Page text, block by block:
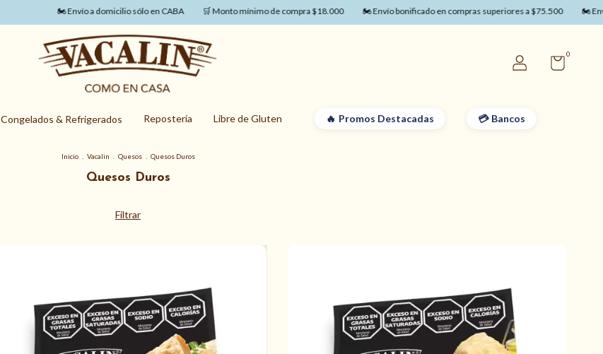
🏍️ Envío a domicilio sólo en CABA 🛒 Monto mínimo de compra $18.000 🏍️ Envío bonificado en compras superiores a $75.500 🏍️
0
Congelados & Refrigerados Repostería Libre de Gluten Promos Destacadas Bancos
Inicio Vacalin Quesos Quesos Duros
Quesos Duros
Filtrar